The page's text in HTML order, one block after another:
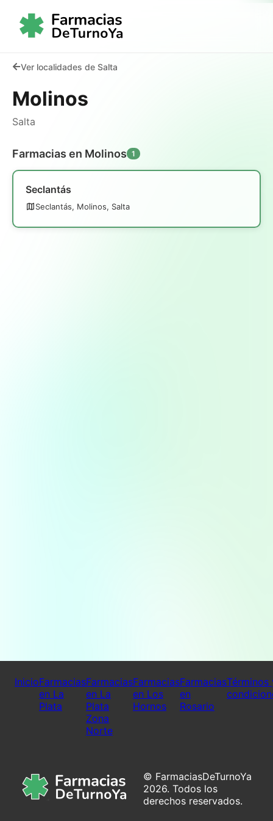
Ver localidades de Salta
Molinos
Salta
Farmacias en Molinos 1
Seclantás
Seclantás, Molinos, Salta
InicioFarmacias
en La
Plata
Farmacias
en La
Plata
Zona
Norte
Farmacias
en Los
Hornos
Farmacias
en
Rosario
Términos
© FarmaciasDeTurnoYa
2026. Todos los
derechos reservados.